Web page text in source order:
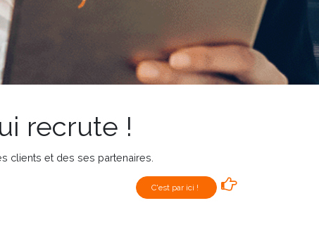
recrute !
clients et des ses partenaires.
C'est par ici !